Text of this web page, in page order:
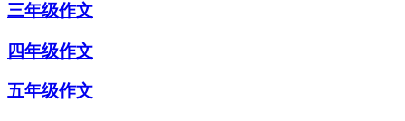
三年级作文
四年级作文
五年级作文